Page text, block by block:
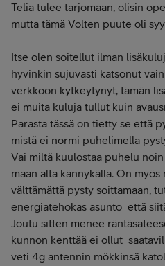
Telia tulee tarjomaan, olisin
mutta tämä Volten puute oli
Itse olen soitellut ilman
hyvinkin sujuvasti katsonut
verkkoon kytkeytynyt, tämän
ei muita kuluja tullut kuin
Parasta tässä on tietty se että
mistä ei normi puhelimella
Vai miltä kuulostaa puhelu
maan alta kännykällä. On
välttämättä pysty soittamaan,
energiatehokas asunto että
Joutu sitten menee
kunnon kenttää ei ollut
veti 4g antennin mökkinsä